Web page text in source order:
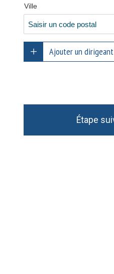
Ville
Ajouter un dirigeant